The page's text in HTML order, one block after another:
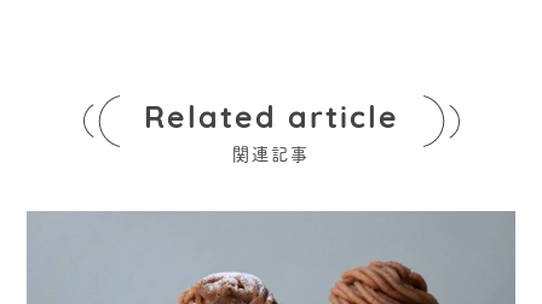
Related article
関連記事